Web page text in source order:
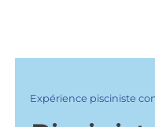
Expérience pisciniste